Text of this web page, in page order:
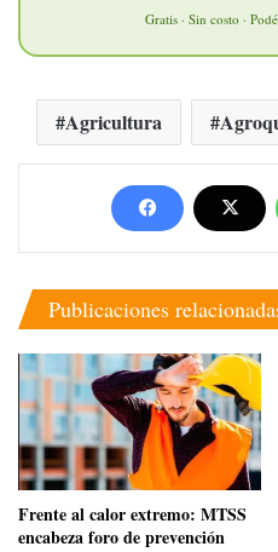
Gratis · Sin costo ·
Agricultura
Publicaciones
Frente al calor extremo: MTSS
encabeza foro de prevención